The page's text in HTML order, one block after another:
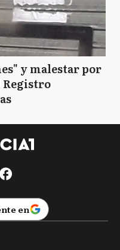
y malestar por
Registro
en